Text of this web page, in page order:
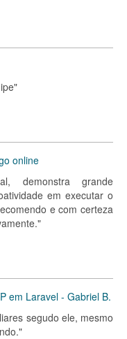
online
demonstra grande
em executar o
e com certeza
em Laravel - Gabriel B.
segudo ele, mesmo